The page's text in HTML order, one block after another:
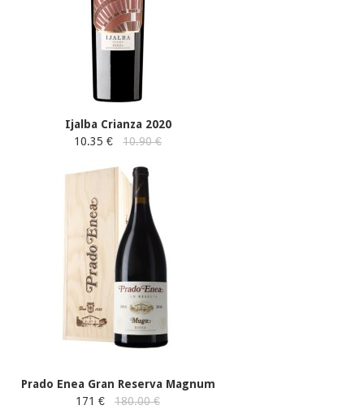
Ijalba Crianza 2020
10.35 €
10.90 €
Prado Enea Gran Reserva Magnum
171 €
180.00 €